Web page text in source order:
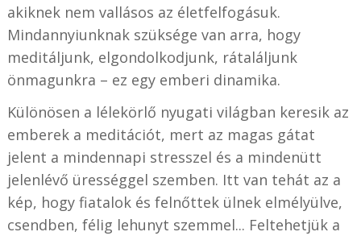
akiknek nem vallásos az életfelfogásuk.
Mindannyiunknak szüksége van arra, hogy
meditáljunk, elgondolkodjunk, rátaláljunk
önmagunkra – ez egy emberi dinamika.
Különösen a lélekörlő nyugati világban keresik az
emberek a meditációt, mert az magas gátat
jelent a mindennapi stresszel és a mindenütt
jelenlévő ürességgel szemben. Itt van tehát az a
kép, hogy fiatalok és felnőttek ülnek elmélyülve,
csendben, félig lehunyt szemmel... Feltehetjük a